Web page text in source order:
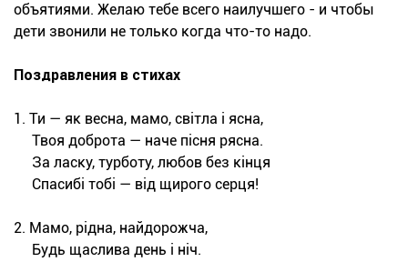
объятиями. Желаю тебе всего наилучшего - и чтобы
дети звонили не только когда что-то надо.
Поздравления в стихах
1. Ти — як весна, мамо, світла і ясна,
Твоя доброта — наче пісня рясна.
За ласку, турботу, любов без кінця
Спасибі тобі — від щирого серця!
2. Мамо, рідна, найдорожча,
Будь щаслива день і ніч.